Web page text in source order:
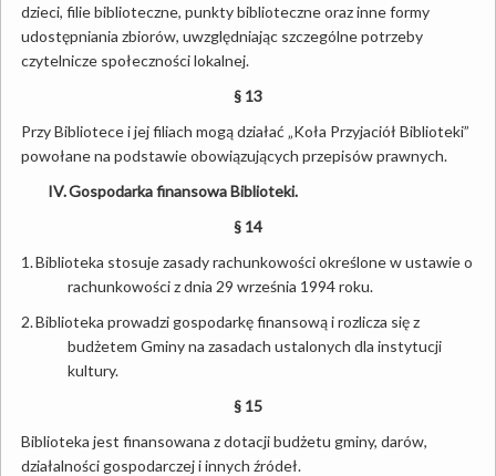
dzieci, filie biblioteczne, punkty biblioteczne oraz inne formy
udostępniania zbiorów, uwzględniając szczególne potrzeby
czytelnicze społeczności lokalnej.
§ 13
Przy Bibliotece i jej filiach mogą działać „Koła Przyjaciół Biblioteki”
powołane na podstawie obowiązujących przepisów prawnych.
IV.Gospodarka finansowa Biblioteki.
§ 14
1.Biblioteka stosuje zasady rachunkowości określone w ustawie o
rachunkowości z dnia 29 września 1994 roku.
2.Biblioteka prowadzi gospodarkę finansową i rozlicza się z
budżetem Gminy na zasadach ustalonych dla instytucji
kultury.
§ 15
Biblioteka jest finansowana z dotacji budżetu gminy, darów,
działalności gospodarczej i innych źródeł.